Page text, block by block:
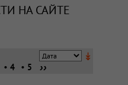
НА САЙТЕ
4 5 ››
↡